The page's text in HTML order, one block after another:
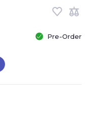
Pre-Order